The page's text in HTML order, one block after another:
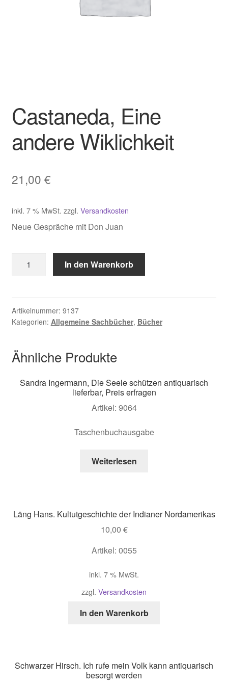
Castaneda, Eine
andere Wiklichkeit
21,00 €
inkl. 7 % MwSt. zzgl. Versandkosten
Neue Gespräche mit Don Juan
Menge
In den Warenkorb
Artikelnummer: 9137
Kategorien: Allgemeine Sachbücher, Bücher
Ähnliche Produkte
Sandra Ingermann, Die Seele schützen antiquarisch
lieferbar, Preis erfragen
Artikel: 9064
Taschenbuchausgabe
Weiterlesen
Läng Hans. Kultutgeschichte der Indianer Nordamerikas
10,00 €
Artikel: 0055
inkl. 7 % MwSt.
zzgl. Versandkosten
In den Warenkorb
Schwarzer Hirsch. Ich rufe mein Volk kann antiquarisch
besorgt werden